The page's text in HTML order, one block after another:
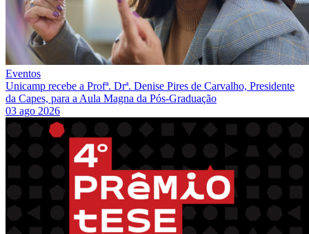
Eventos
Unicamp recebe a Profª. Drª. Denise Pires de Carvalho, Presidente
da Capes, para a Aula Magna da Pós-Graduação
03 ago 2026